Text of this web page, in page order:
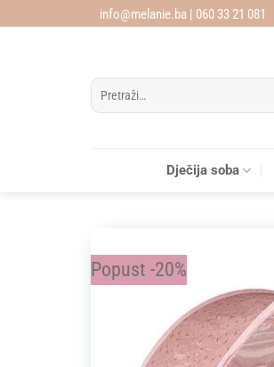
info@melanie.ba | 060 33 21 081
Pretraži:
Dječija soba
Popust -20%